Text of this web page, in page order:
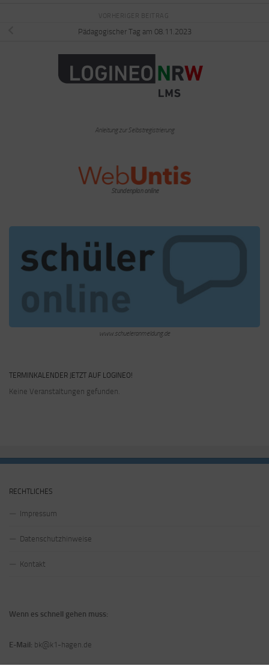
VORHERIGER BEITRAG
Pädagogischer Tag am 08.11.2023
Anleitung zur Selbstregistrierung
Stundenplan online
www.schueleranmeldung.de
TERMINKALENDER JETZT AUF LOGINEO!
Keine Veranstaltungen gefunden.
RECHTLICHES
Impressum
Datenschutzhinweise
Kontakt
Wenn es schnell gehen muss:
E-Mail: bk@k1-hagen.de